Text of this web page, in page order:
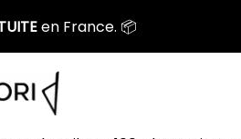
en France. 📦